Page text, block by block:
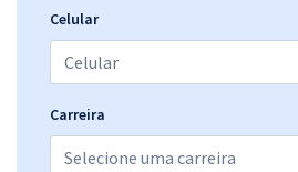
Celular
Carreira